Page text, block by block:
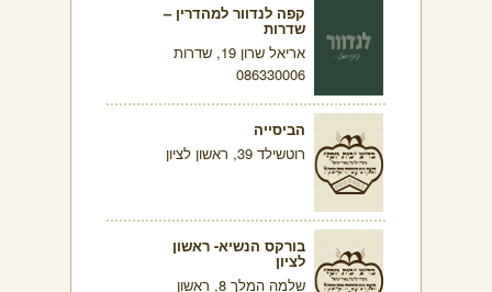
קפה לנדוור למהדרין –
שדרות
אריאל שרון 19, שדרות
086330006
הביסייה
רוטשילד 39, ראשון לציון
בורקס הנשיא- ראשון
לציון
שלמה המלך 8, ראשון